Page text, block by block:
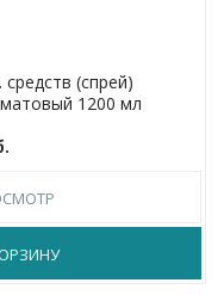
(спрей)
матовый 1200 мл